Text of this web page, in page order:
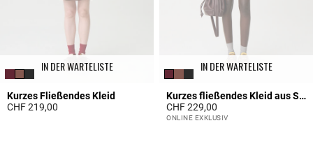
IN DER WARTELISTE
Kurzes Fließendes Kleid
CHF 219,00
IN DER WARTELISTE
Kurzes fließendes Kleid aus Satin
CHF 229,00
5 out of 5 Customer Rating
ONLINE EXKLUSIV